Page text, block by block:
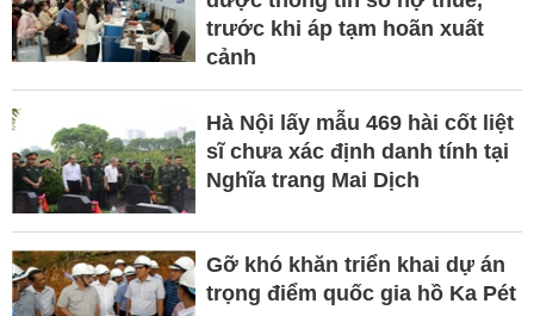
trước khi áp tạm hoãn xuất
cảnh
Hà Nội lấy mẫu 469 hài cốt liệt
sĩ chưa xác định danh tính tại
Nghĩa trang Mai Dịch
Gỡ khó khăn triển khai dự án
trọng điểm quốc gia hồ Ka Pét